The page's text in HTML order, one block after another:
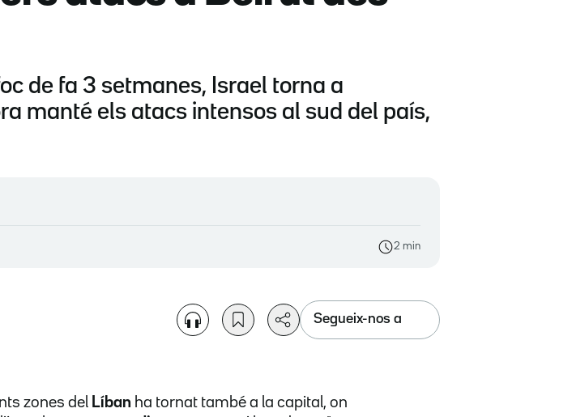
de fa 3 setmanes, Israel torna a
manté els atacs intensos al sud del país,
2 min
Segueix-nos a
zones del Líban ha tornat també a la capital, on